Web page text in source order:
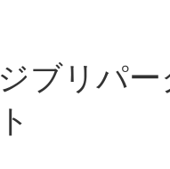
ジブリパ
ト